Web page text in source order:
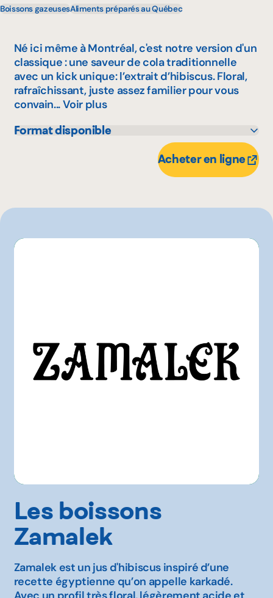
Boissons gazeusesAliments préparés au Québec
Né ici même à Montréal, c'est notre version d'un
classique : une saveur de cola traditionnelle
avec un kick unique: l’extrait d’hibiscus. Floral,
rafraîchissant, juste assez familier pour vous
convain...Voir plus
Format disponible
Acheter en ligne
Les boissons
Zamalek
Zamalek est un jus d'hibiscus inspiré d’une
recette égyptienne qu’on appelle karkadé.